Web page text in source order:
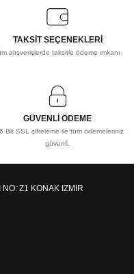
TAKSİT SEÇENEKLERİ
alışverişlerde taksitle ödeme imkanı.
GÜVENLİ ÖDEME
Bit SSL şifreleme ile tüm ödemeleriniz
güvenli.
Z1 KONAK IZMIR